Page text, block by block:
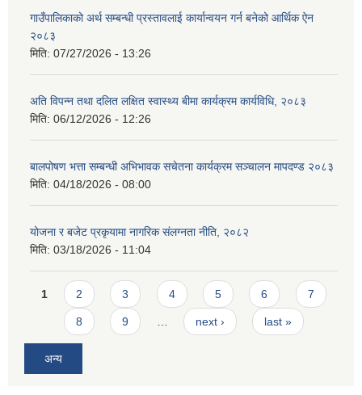
गाउँपालिकाको अर्थ सम्बन्धी प्रस्तावलाई कार्यान्वयन गर्न बनेको आर्थिक ऐन
२०८३
मिति: 07/27/2026 - 13:26
अति विपन्न तथा दलित लक्षित स्वास्थ्य बीमा कार्यक्रम कार्यविधि, २०८३
मिति: 06/12/2026 - 12:26
बालपोषण भत्ता सम्बन्धी अभिभावक सचेतना कार्यक्रम सञ्चालन मापदण्ड २०८३
मिति: 04/18/2026 - 08:00
योजना र बजेट प्रकृयामा नागरिक संलग्नता नीति, २०८२
मिति: 03/18/2026 - 11:04
Pages
1 2 3 4 5 6 7
8 9 next › last »
अन्य